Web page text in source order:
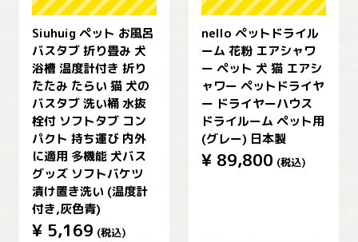
Siuhuig ペット お風呂
バスタブ 折り畳み 犬
浴槽 温度計付き 折り
たたみ たらい 猫 犬の
バスタブ 洗い桶 水抜
栓付 ソフトタブ コン
パクト 持ち運び 内外
に適用 多機能 犬バス
グッズ ソフトバケツ
漬け置き洗い (温度計
付き,灰色青)
¥ 5,169 (税込)
nello ペットドライル
ーム 花粉 エアシャワ
ー ペット 犬 猫 エアシ
ャワー ペットドライヤ
ー ドライヤーハウス
ドライルーム ペット用
(グレー) 日本製
¥ 89,800 (税込)